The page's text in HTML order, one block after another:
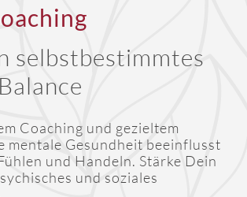
selbstbestimmtes
Coaching und gezieltem
mentale Gesundheit beeinflusst
und Handeln. Stärke Dein
und soziales